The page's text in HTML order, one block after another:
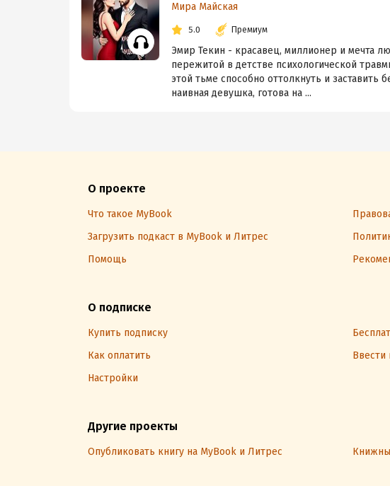
Мира Майская
5.0 Премиум
Эмир Текин - красавец, миллионер и мечта
пережитой в детстве психологической
этой тьме способно оттолкнуть и
наивная девушка, готова на ...
О проекте
Что такое MyBook
Загрузить подкаст в MyBook и Литрес
Помощь
О подписке
Купить подписку
Как оплатить
Ввести
Настройки
Другие проекты
Опубликовать книгу на MyBook и Литрес